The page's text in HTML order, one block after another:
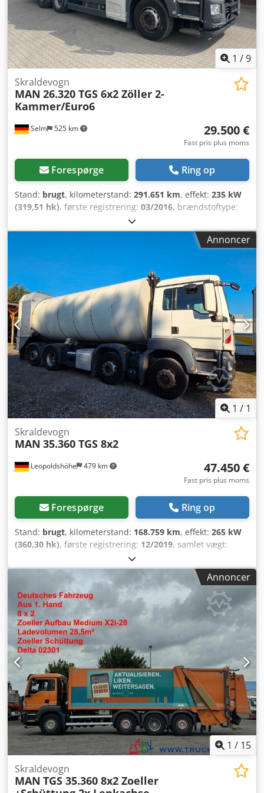
Køber er forpligtet til selvstændigt at undersøge varens/
køretøjets stand og udstyr. Der tages forbehold for
ændringer, mellemsalg og fejl.
1 /9
Selm 525 km
Skraldevogn
MAN 26.320 TGS 6x2 Zöller 2-
Kammer/Euro6
29.500 €
Fast pris plus moms
Forespørge Ring op
Stand: brugt, kilometerstand: 291.651 km, effekt: 235 kW
(319,51 hk), første registrering: 03/2016, brændstoftype:
, maksimal lastvægt:
samlet vægt:26.000 kg, akslekonfiguration:6x2,
motorbremsning , farve:
, affjedring:
2 , samlet længde: 10.450 mm, Udstyr:ABS,
differentialespær, fartpilot, klimaanlæg, sodfilter,
traktionskontrol, Zöller Mekam M24X2ec 1513297001,
Zöller 2301 120/240/1100 l-beholder, Zöller 2342 120/240 l,
vognbaneassistent, efterløbsstyret bagaksel. Uforpligtende
tilbud – ændringer og forbehold for mellemsalg. Salget
sker med udelukkelse af enhver form for garanti. Alle
oplysninger uden garanti! Chjdpfx Aswzwawoh Ioa
Annoncer
1 / 1
Leopoldshöhe 479 km
Skraldevogn
MAN 35.360 TGS 8x2
47.450 €
Fast pris plus moms
Forespørge Ring op
Stand: brugt, kilometerstand: 168.759 km, effekt: 265 kW
(360,30 hk), første registrering: 12/2019, samlet vægt:
, akslekonfiguration:3 aksler
05/2027, bremser:retarder, farve:hvid, geartype:
, emissionsklasse: Euro 6 , Udstyr:
ABS,
elektronisk stabilitetsprogram (ESP), klimaanlæg,
kompressor , Tysk køretøj 1 ejer Teknisk i god stand
Chjdpfxezmkvao Ah Ija 8x2, 4 aksler
Annoncer
1 / 15
Skraldevogn
MAN TGS 35.360 8x2 Zoeller